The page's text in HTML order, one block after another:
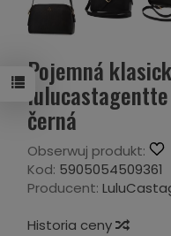
Pojemná
černá
Obserwuj produkt:
Kod: 5905054509361
Producent:
Historia ceny